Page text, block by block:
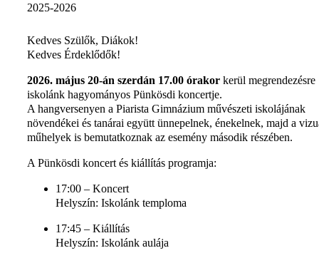
2025-2026
Kedves Szülők, Diákok!
Kedves Érdeklődők!
2026. május 20-án szerdán 17.00 órakor kerül megrendezésre
iskolánk hagyományos Pünkösdi koncertje.
A hangversenyen a Piarista Gimnázium művészeti iskolájának
növendékei és tanárai együtt ünnepelnek, énekelnek, majd a
műhelyek is bemutatkoznak az esemény második részében.
A Pünkösdi koncert és kiállítás programja:
17:00 – Koncert
Helyszín: Iskolánk temploma
17:45 – Kiállítás
Helyszín: Iskolánk aulája